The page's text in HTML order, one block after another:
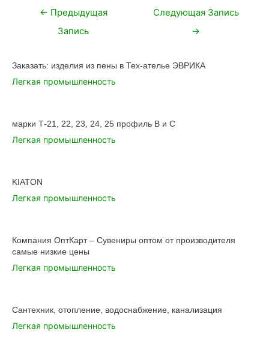
Навигация
← Предыдущая
Запись
Следующая Запись
→
Заказать: изделия из пены в Тех-ателье ЭВРИКА
Легкая промышленность
марки Т-21, 22, 23, 24, 25 профиль В и С
Легкая промышленность
KIATON
Легкая промышленность
Компания ОптКарт – Сувениры оптом от производителя
самые низкие цены
Легкая промышленность
Сантехник, отопление, водоснабжение, канализация
Легкая промышленность